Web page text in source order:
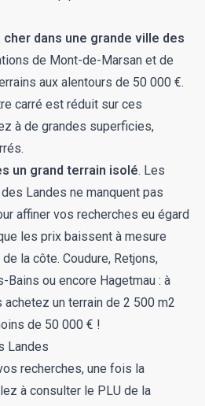
dans une grande ville des
de Mont-de-Marsan et de
aux alentours de 50 000 €.
carré est réduit sur ces
à de grandes superficies,
un grand terrain isolé. Les
Landes ne manquent pas
affiner vos recherches eu égard
les prix baissent à mesure
la côte. Coudure, Retjons,
Bains ou encore Hagetmau : à
un terrain de 2 500 m2
de 50 000 € !
Landes
recherches, une fois la
à consulter le PLU de la